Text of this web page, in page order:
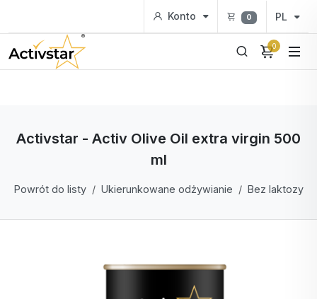
Konto 0 PL
0
Activstar - Activ Olive Oil extra virgin 500
ml
Powrót do listy Ukierunkowane odżywianie Bez laktozy